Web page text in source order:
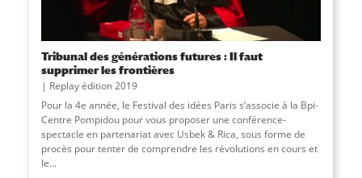
Tribunal des générations futures : Il faut
supprimer les frontières
Replay édition 2019
Pour la 4e année, le Festival des idées Paris s’associe à la Bpi-
Centre Pompidou pour vous proposer une conférence-
spectacle en partenariat avec Usbek & Rica, sous forme de
procès pour tenter de comprendre les révolutions en cours et
le...